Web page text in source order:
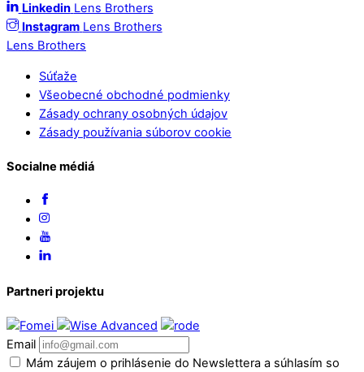
Linkedin Lens Brothers
Instagram Lens Brothers
Lens Brothers
Súťaže
Všeobecné obchodné podmienky
Zásady ochrany osobných údajov
Zásady používania súborov cookie
Socialne médiá
Partneri projektu
Email
Mám záujem o prihlásenie do Newslettera a súhlasím so